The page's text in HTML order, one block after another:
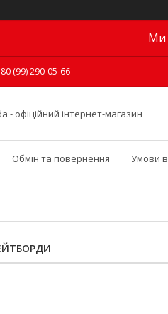
Ми
(99) 290-05-66
- офіційний інтернет-магазин
Обмін та повернення Умови